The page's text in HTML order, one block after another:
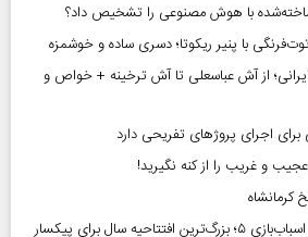
با هوش مصنوعی را تشخیص داد؟
با پنیر ریکوتا؛ دسری ساده و خوشمزه
از آش عباسعلی تا آش ترخینه + خواص و
برای اجرای پروژهای تفریحی دارد
و غریب را از کنه نگیرید!
کرمانشاه
سال برای پیکسار